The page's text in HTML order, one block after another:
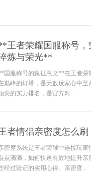
王者荣耀国服称号
炼与荣光**
国服称号的象征意义**在王者荣
巅峰的灯塔，是无数玩家心中
尖的实力排名，是官方对...
者情侣亲密度怎么
密度系统是王者荣耀中连接玩
点滴滴，如何快速有效地提升
经过验证的实用心得。亲密度...